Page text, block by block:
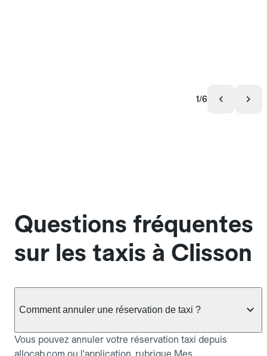
1/6
Questions fréquentes
sur les taxis à Clisson
Comment annuler une réservation de taxi ?
Vous pouvez annuler votre réservation taxi depuis
allocab.com ou l'application, rubrique Mes